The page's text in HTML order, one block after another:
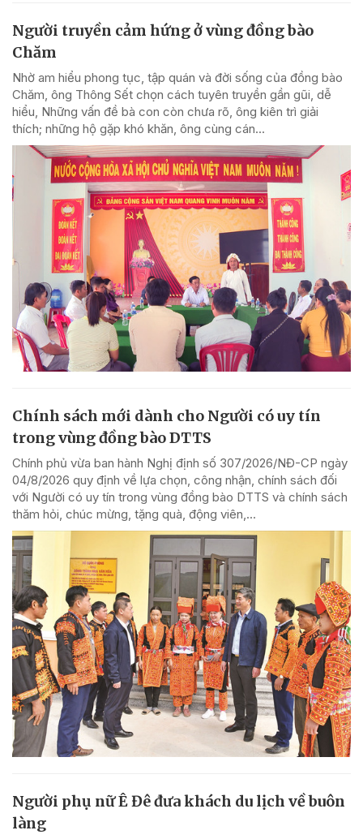
Người truyền cảm hứng ở vùng đồng bào
Chăm
Nhờ am hiểu phong tục, tập quán và đời sống của đồng bào
Chăm, ông Thông Sết chọn cách tuyên truyền gần gũi, dễ
hiểu, Những vấn đề bà con còn chưa rõ, ông kiên trì giải
thích; những hộ gặp khó khăn, ông cùng cán...
Chính sách mới dành cho Người có uy tín
trong vùng đồng bào DTTS
Chính phủ vừa ban hành Nghị định số 307/2026/NĐ-CP ngày
04/8/2026 quy định về lựa chọn, công nhận, chính sách đối
với Người có uy tín trong vùng đồng bào DTTS và chính sách
thăm hỏi, chúc mừng, tặng quà, động viên,...
Người phụ nữ Ê Đê đưa khách du lịch về buôn
làng